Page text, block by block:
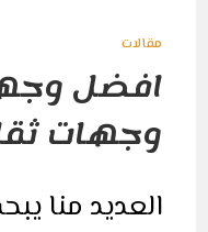
مقالات
افضل
وجهات
العديد منا